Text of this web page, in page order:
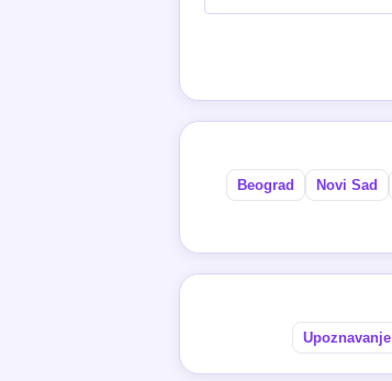
Beograd Novi Sad
Upoznavanje